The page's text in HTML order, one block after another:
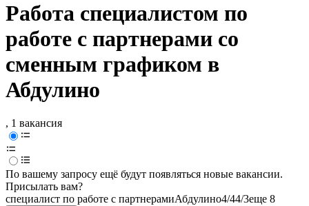
Работа специалистом по
работе с партнерами со
сменным графиком в
Абдулино
, 1 вакансия
По вашему запросу ещё будут появляться новые вакансии.
Присылать вам?
специалист по работе с партнерамиАбдулино4/44/3еще 8